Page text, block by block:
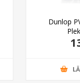
Dunlop